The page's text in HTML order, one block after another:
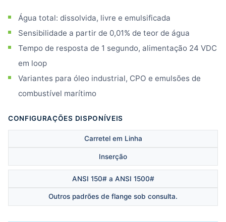
Água total: dissolvida, livre e emulsificada
Sensibilidade a partir de 0,01% de teor de água
Tempo de resposta de 1 segundo, alimentação 24 VDC
em loop
Variantes para óleo industrial, CPO e emulsões de
combustível marítimo
CONFIGURAÇÕES DISPONÍVEIS
Carretel em Linha
Inserção
ANSI 150# a ANSI 1500#
Outros padrões de flange sob consulta.